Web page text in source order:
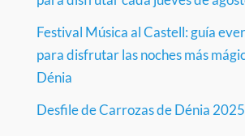
Festival Música al Castell: guía
para disfrutar las noches más
Dénia
Desfile de Carrozas de Dénia 2025